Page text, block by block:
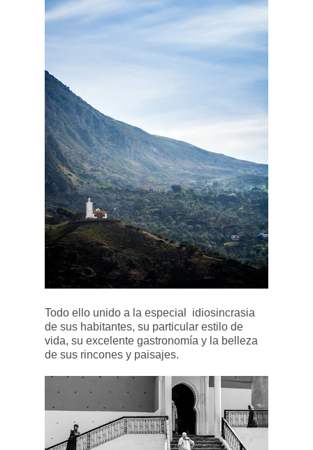
Todo ello unido a la especial idiosincrasia
de sus habitantes, su particular estilo de
vida, su excelente gastronomía y la belleza
de sus rincones y paisajes.